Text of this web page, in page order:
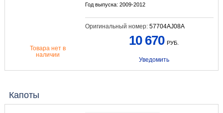
Год выпуска: 2009-2012
Оригинальный номер: 57704AJ08A
Товара нет в
наличии
10 670 РУБ.
Уведомить
Капоты